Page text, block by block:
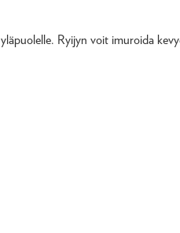
Ryijyn voit imuroida